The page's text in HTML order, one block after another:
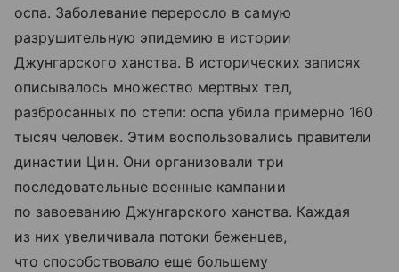
оспа. Заболевание переросло в самую
разрушительную эпидемию в истории
Джунгарского ханства. В исторических записях
описывалось множество мертвых тел,
разбросанных по степи: оспа убила примерно 160
тысяч человек. Этим воспользовались правители
династии Цин. Они организовали три
последовательные военные кампании
по завоеванию Джунгарского ханства. Каждая
из них увеличивала потоки беженцев,
что способствовало еще большему